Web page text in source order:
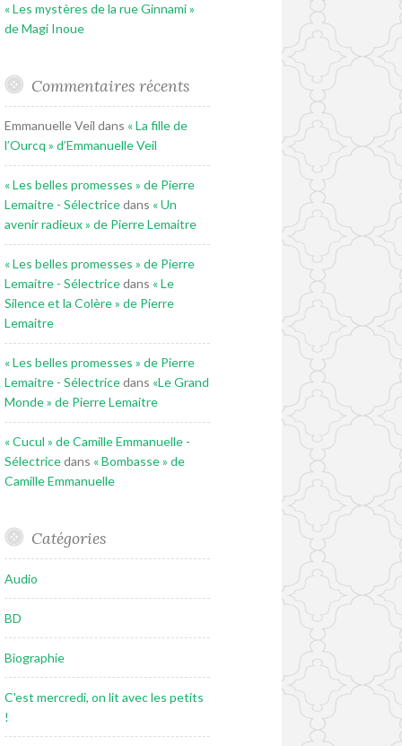
« Les mystères de la rue Ginnami »
de Magi Inoue
Commentaires récents
Emmanuelle Veil dans « La fille de
l’Ourcq » d’Emmanuelle Veil
« Les belles promesses » de Pierre
Lemaitre - Sélectricedans « Un
avenir radieux » de Pierre Lemaitre
« Les belles promesses » de Pierre
Lemaitre - Sélectricedans « Le
Silence et la Colère » de Pierre
Lemaitre
« Les belles promesses » de Pierre
Lemaitre - Sélectricedans «Le Grand
Monde » de Pierre Lemaitre
« Cucul » de Camille Emmanuelle -
Sélectricedans « Bombasse » de
Camille Emmanuelle
Catégories
Audio
BD
Biographie
C'est mercredi, on lit avec les petits
!